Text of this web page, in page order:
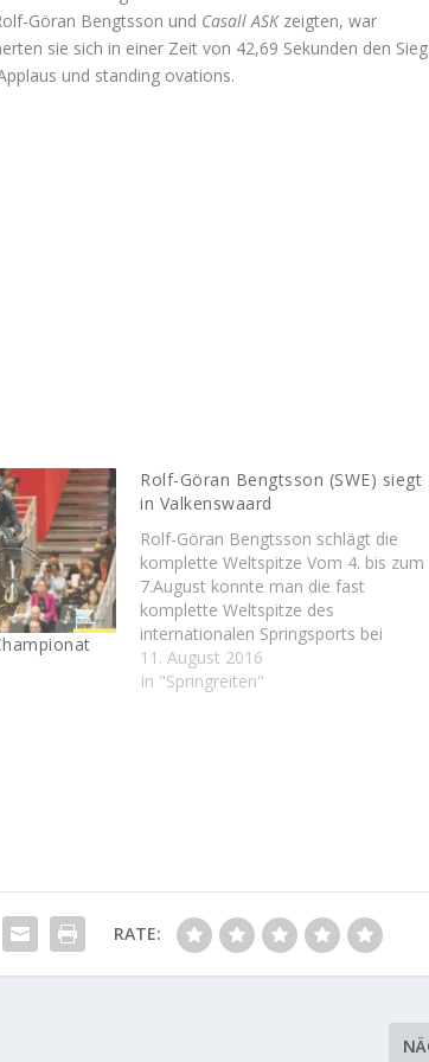
Göran Bengtsson und Casall ASK zeigten, war
sie sich in einer Zeit von 42,69 Sekunden den
und standing ovations.
Rolf-Göran Bengtsson (SWE) siegt
in Valkenswaard
Rolf-Göran Bengtsson schlägt die
komplette Weltspitze Vom 4. bis zum
7.August konnte man die fast
komplette Weltspitze des
internationalen Springsports bei
zwölften Etappe der Global
Championstour in Valkenswaard bei
11. August 2016
In "Springreiten"
RATE: